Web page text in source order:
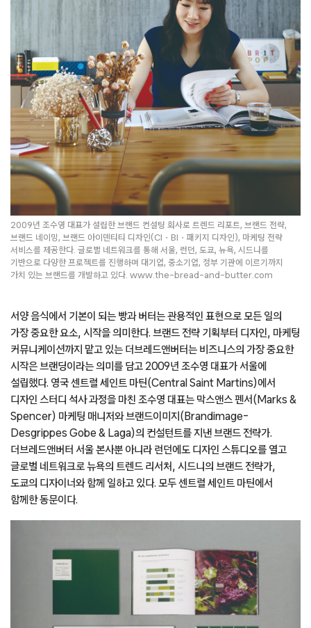
2009년 조수영 대표가 설립한 브랜드 컨설팅 회사로 트렌드 리포트, 브랜드 전략,
브랜드 네이밍, 브랜드 아이덴티티 디자인(CI・BI・패키지 디자인), 마케팅 전략
서비스를 제공한다. 글로벌 네트워크를 통해 서울, 런던, 도쿄, 뉴욕, 시드니를
기반으로 다양한 프로젝트를 진행하며 대기업, 중소기업, 정부 기관에 이르기까지
가치 있는 브랜드를 개발하고 있다. www.the-bread-and-butter.com
서양 음식에서 기본이 되는 빵과 버터는 관용적인 표현으로 모든 일의
가장 중요한 요소, 시작을 의미한다. 브랜드 전략 기획부터 디자인, 마케팅
커뮤니케이션까지 맡고 있는 더브레드앤버터는 비즈니스의 가장 중요한
시작은 브랜딩이라는 의미를 담고 2009년 조수영 대표가 서울에
설립했다. 영국 센트럴 세인트 마틴(Central Saint Martins)에서
디자인 스터디 석사 과정을 마친 조수영 대표는 막스앤스 펜서(Marks &
Spencer) 마케팅 매니저와 브랜드이미지(Brandimage-
Desgrippes Gobe & Laga)의 컨설턴트를 지낸 브랜드 전략가.
더브레드앤버터 서울 본사뿐 아니라 런던에도 디자인 스튜디오를 열고
글로벌 네트워크로 뉴욕의 트렌드 리서처, 시드니의 브랜드 전략가,
도쿄의 디자이너와 함께 일하고 있다. 모두 센트럴 세인트 마틴에서
함께한 동문이다.